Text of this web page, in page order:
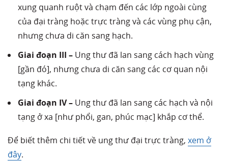
xung quanh ruột và chạm đến các lớp ngoài cùng
của đại tràng hoặc trực tràng và các vùng phụ cận,
nhưng chưa di căn sang hạch.
Giai đoạn III – Ung thư đã lan sang cách hạch vùng
[gần đó], nhưng chưa di căn sang các cơ quan nội
tạng khác.
Giai đoạn IV – Ung thư đã lan sang các hạch và nội
tạng ở xa [như phổi, gan, phúc mạc] khắp cơ thể.
Để biết thêm chi tiết về ung thư đại trực tràng, xem ở
đây.